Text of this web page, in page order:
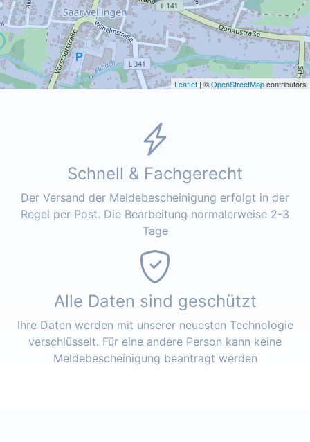
Leaflet | ©OpenStreetMapcontributors
Schnell & Fachgerecht
Der Versand der Meldebescheinigung erfolgt in der
Regel per Post. Die Bearbeitung normalerweise 2-3
Tage
Alle Daten sind geschützt
Ihre Daten werden mit unserer neuesten Technologie
verschlüsselt. Für eine andere Person kann keine
Meldebescheinigung beantragt werden